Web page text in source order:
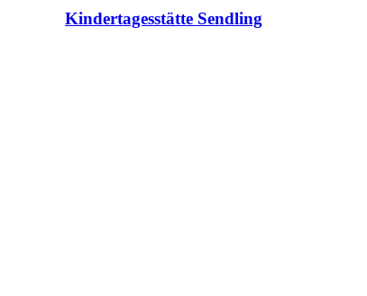
Kindertagesstätte Sendling